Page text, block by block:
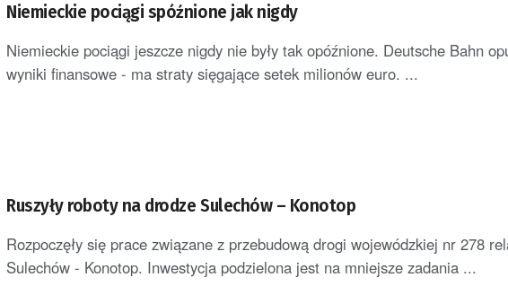
Niemieckie pociągi spóźnione jak nigdy
Niemieckie pociągi jeszcze nigdy nie były tak opóźnione. Deutsche Bahn
wyniki finansowe - ma straty sięgające setek milionów euro. ...
Ruszyły roboty na drodze Sulechów – Konotop
Rozpoczęły się prace związane z przebudową drogi wojewódzkiej nr 278
Sulechów - Konotop. Inwestycja podzielona jest na mniejsze zadania ...